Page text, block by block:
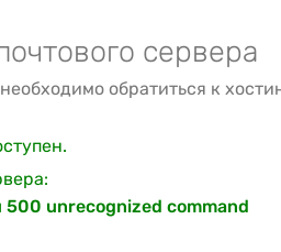
сервера
обратиться к
unrecognized command